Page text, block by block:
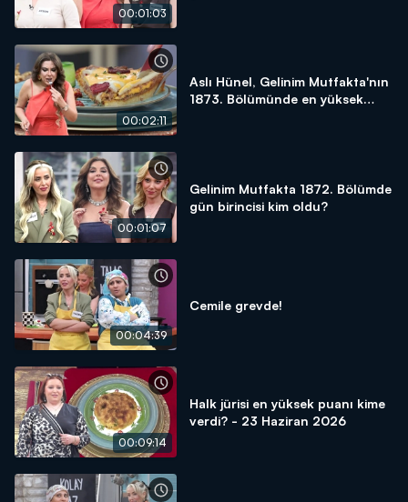
00:01:03
00:02:11
Aslı Hünel, Gelinim Mutfakta'nın
1873. Bölümünde en yüksek
00:01:07
Gelinim Mutfakta 1872. Bölümde
gün birincisi kim oldu?
00:04:39
Cemile grevde!
00:09:14
Halk jürisi en yüksek puanı kime
verdi? - 23 Haziran 2026